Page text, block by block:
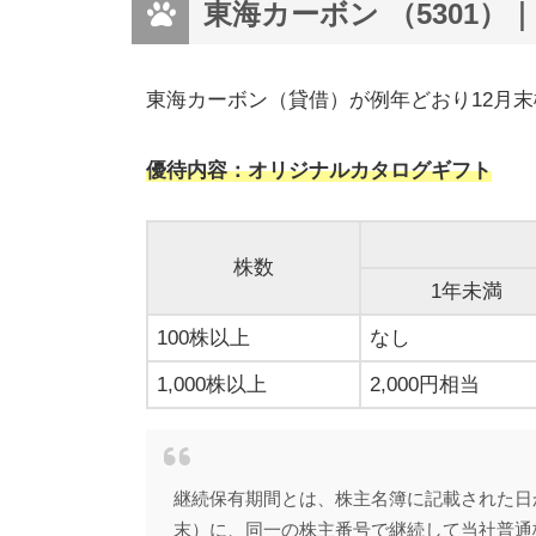
東海カーボン （5301）
東海カーボン（貸借）が例年どおり12月
優待内容：オリジナルカタログギフト
株数
1年未満
100株以上 なし
1,000株以上 2,000円相当
継続保有期間とは、株主名簿に記載された
末）に、同一の株主番号で継続して当社普